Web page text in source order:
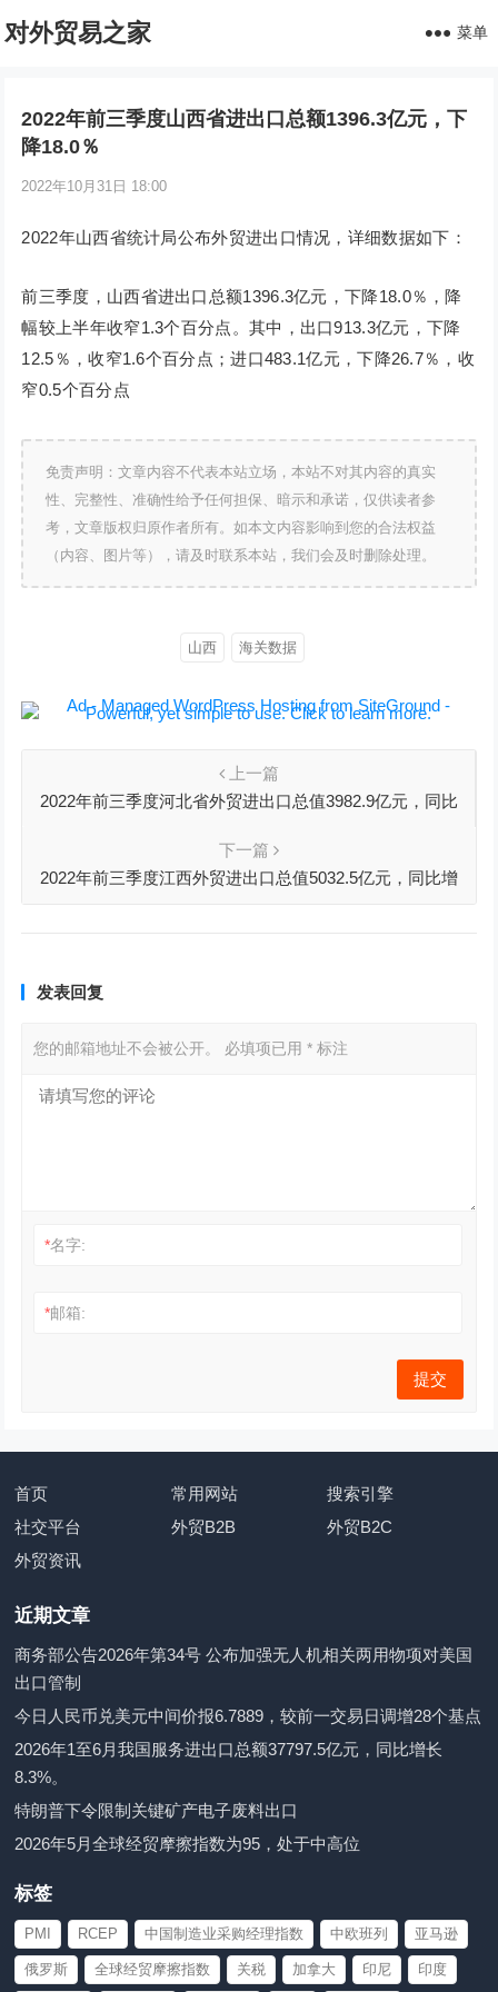
对外贸易之家 菜单
2022年前三季度山西省进出口总额1396.3亿元，下
降18.0％
2022年10月31日 18:00
2022年山西省统计局公布外贸进出口情况，详细数据如下：
前三季度，山西省进出口总额1396.3亿元，下降18.0％，降
幅较上半年收窄1.3个百分点。其中，出口913.3亿元，下降
12.5％，收窄1.6个百分点；进口483.1亿元，下降26.7％，收
窄0.5个百分点
免责声明：文章内容不代表本站立场，本站不对其内容的真实
性、完整性、准确性给予任何担保、暗示和承诺，仅供读者参
考，文章版权归原作者所有。如本文内容影响到您的合法权益
（内容、图片等），请及时联系本站，我们会及时删除处理。
山西 海关数据
上一篇
2022年前三季度河北省外贸进出口总值3982.9亿元，同比
下一篇
2022年前三季度江西外贸进出口总值5032.5亿元，同比增
发表回复
您的邮箱地址不会被公开。 必填项已用* 标注
*名字:
*邮箱:
首页 常用网站
搜索引擎
社交平台
外贸B2B
外贸B2C
外贸资讯
近期文章
商务部公告2026年第34号 公布加强无人机相关两用物项对美国
出口管制
今日人民币兑美元中间价报6.7889，较前一交易日调增28个基点
2026年1至6月我国服务进出口总额37797.5亿元，同比增长
8.3%。
特朗普下令限制关键矿产电子废料出口
2026年5月全球经贸摩擦指数为95，处于中高位
标签
PMI RCEP 中国制造业采购经理指数 中欧班列 亚马逊
俄罗斯 全球经贸摩擦指数 关税 加拿大 印尼 印度